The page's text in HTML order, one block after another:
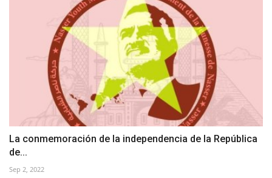
La conmemoración de la independencia de la República
de...
Sep 2, 2022